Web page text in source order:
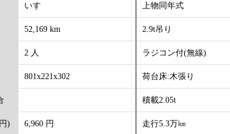
いすゞ
52,169 km
2 人
801x221x302
) 6,960 円
上物同年式
2.9t吊り
ラジコン付(無線)
荷台床:木張り
積載2.05t
走行5.3万㎞